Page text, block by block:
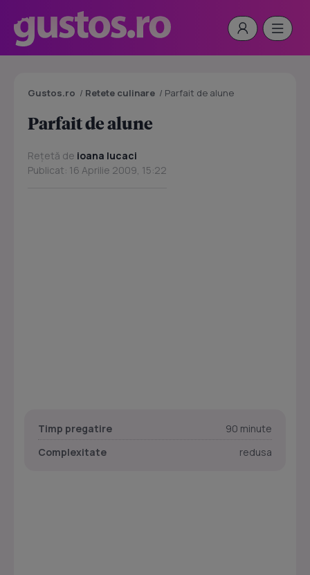
Gustos.ro / Retete culinare / Parfait de alune
Parfait de alune
Rețetă de ioana lucaci
Publicat: 16 Aprilie 2009, 15:22
Timp pregatire
90 minute
Complexitate
redusa